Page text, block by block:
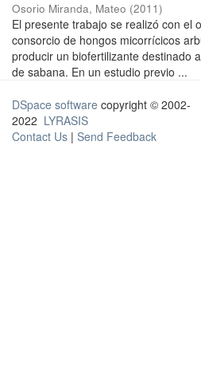
Osorio Miranda, Mateo (2011)
El presente trabajo se realizó con el
consorcio de hongos micorrícicos
producir un biofertilizante destinado
de sabana. En un estudio previo ...
DSpace software copyright © 2002-
2022 LYRASIS
Contact Us | Send Feedback